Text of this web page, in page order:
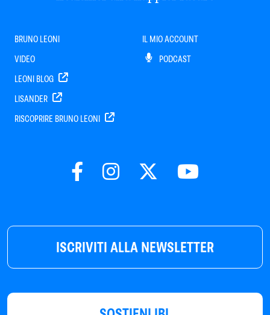
ISCRIVITI ALLA NEWSLETTER
BRUNO LEONI
VIDEO
LEONI BLOG
LISANDER
RISCOPRIRE BRUNO LEONI
IL MIO ACCOUNT
PODCAST